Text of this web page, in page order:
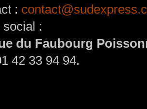
:
social :
du Faubourg
42 33 94 94.